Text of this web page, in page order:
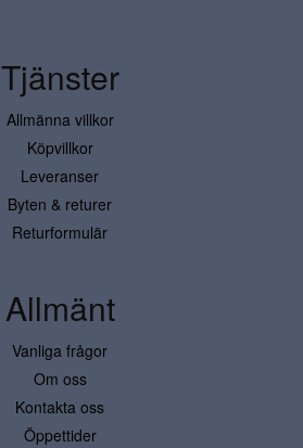
Tjänster
Allmänna villkor
Köpvillkor
Leveranser
Byten & returer
Returformulär
Allmänt
Vanliga frågor
Om oss
Kontakta oss
Öppettider